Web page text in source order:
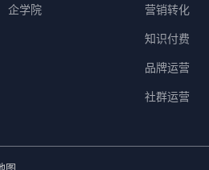
企学院
营销转化
知识付费
品牌运营
社群运营